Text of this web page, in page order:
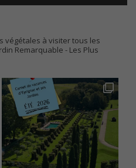
végétales à visiter tous les
Remarquable - Les Plus